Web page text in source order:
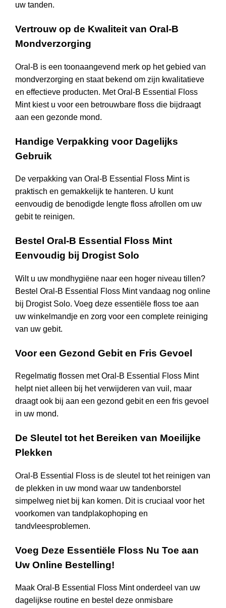
uw tanden.
Vertrouw op de Kwaliteit van Oral-B
Mondverzorging
Oral-B is een toonaangevend merk op het gebied van
mondverzorging en staat bekend om zijn kwalitatieve
en effectieve producten. Met Oral-B Essential Floss
Mint kiest u voor een betrouwbare floss die bijdraagt
aan een gezonde mond.
Handige Verpakking voor Dagelijks
Gebruik
De verpakking van Oral-B Essential Floss Mint is
praktisch en gemakkelijk te hanteren. U kunt
eenvoudig de benodigde lengte floss afrollen om uw
gebit te reinigen.
Bestel Oral-B Essential Floss Mint
Eenvoudig bij Drogist Solo
Wilt u uw mondhygiëne naar een hoger niveau tillen?
Bestel Oral-B Essential Floss Mint vandaag nog online
bij Drogist Solo. Voeg deze essentiële floss toe aan
uw winkelmandje en zorg voor een complete reiniging
van uw gebit.
Voor een Gezond Gebit en Fris Gevoel
Regelmatig flossen met Oral-B Essential Floss Mint
helpt niet alleen bij het verwijderen van vuil, maar
draagt ook bij aan een gezond gebit en een fris gevoel
in uw mond.
De Sleutel tot het Bereiken van Moeilijke
Plekken
Oral-B Essential Floss is de sleutel tot het reinigen van
de plekken in uw mond waar uw tandenborstel
simpelweg niet bij kan komen. Dit is cruciaal voor het
voorkomen van tandplakophoping en
tandvleesproblemen.
Voeg Deze Essentiële Floss Nu Toe aan
Uw Online Bestelling!
Maak Oral-B Essential Floss Mint onderdeel van uw
dagelijkse routine en bestel deze onmisbare